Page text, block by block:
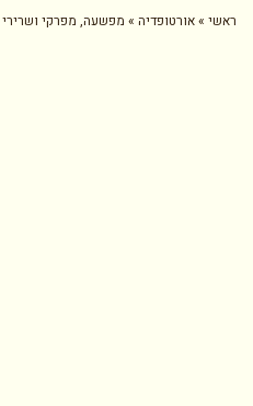
אורטופדיה»מפשעה, מפרקי ושרירי הירך